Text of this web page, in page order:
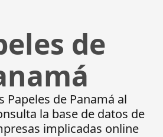
de
Papeles de Panamá al
la base de datos de
implicadas online